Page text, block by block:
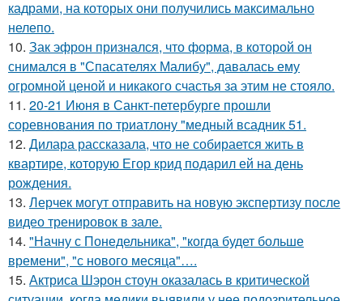
кадрами, на которых они получились максимально
нелепо.
10. Зак эфрон признался, что форма, в которой он
снимался в "Спасателях Малибу", давалась ему
огромной ценой и никакого счастья за этим не стояло.
11. 20-21 Июня в Санкт-петербурге прошли
соревнования по триатлону "медный всадник 51.
12. Дилара рассказала, что не собирается жить в
квартире, которую Егор крид подарил ей на день
рождения.
13. Лерчек могут отправить на новую экспертизу после
видео тренировок в зале.
14. "Начну с Понедельника", "когда будет больше
времени", "с нового месяца"….
15. Актриса Шэрон стоун оказалась в критической